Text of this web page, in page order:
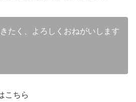
たく、よろしくおねがいします
こちら